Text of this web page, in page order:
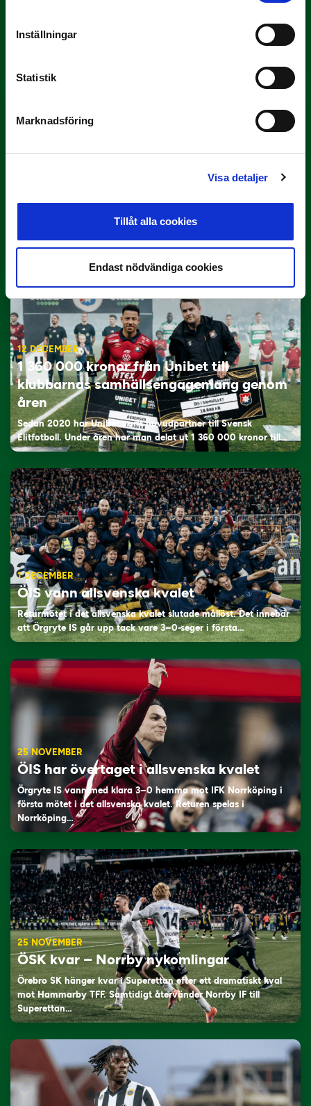
Inställningar
Statistik
Marknadsföring
Visa detaljer
Tillåt alla cookies
Endast nödvändiga cookies
Superettan
Spelordningen klar för Superettan 2026
2026 är fastställda. Premiären sker påskhelgen 4-7…
12 DECEMBER
1 360 000 kronor från Unibet till
klubbarnas samhällsengagemang genom
åren
Sedan 2020 har Unibet varit huvudpartner till Svensk
Elitfotboll. Under åren har man delat ut 1 360 000 kronor till…
1 DECEMBER
ÖIS vann allsvenska kvalet
Returmötet i det allsvenska kvalet slutade mållöst. Det innebär
att Örgryte IS går upp tack vare 3–0-seger i första…
25 NOVEMBER
ÖIS har övertaget i allsvenska kvalet
Örgryte IS vann med klara 3–0 hemma mot IFK Norrköping i
första mötet i det allsvenska kvalet. Returen spelas i
Norrköping…
25 NOVEMBER
ÖSK kvar – Norrby nykomlingar
Örebro SK hänger kvar i Superettan efter ett dramatiskt kval
mot Hammarby TFF. Samtidigt återvänder Norrby IF till
Superettan…